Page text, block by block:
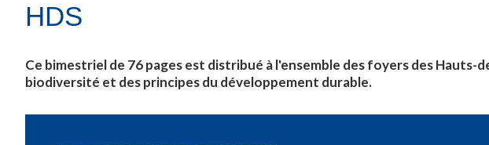
HDS
Ce bimestriel de 76 pages est distribué à l'ensemble des foyers des
biodiversité et des principes du développement durable.